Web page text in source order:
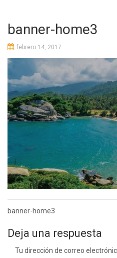
banner-home3
febrero 14, 2017
Navegación
entradas
banner-home3
Deja una respuesta
Tu dirección de correo